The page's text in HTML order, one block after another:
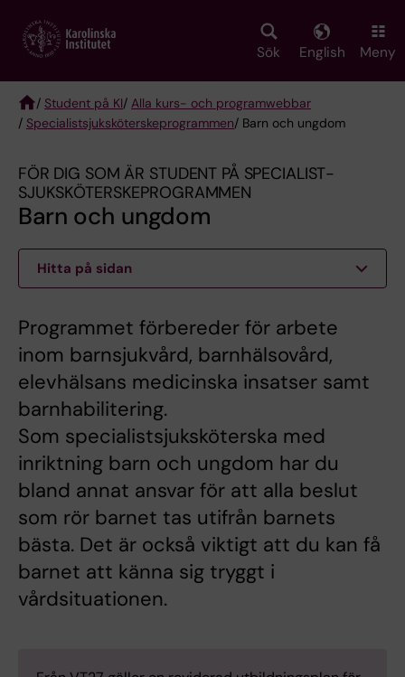
main
Sök English Meny
Breadcrumb
/ Student på KI/ Alla kurs- och programwebbar
/ Specialist­sjuksköterske­programmen/ Barn och ungdom
FÖR DIG SOM ÄR STUDENT PÅ SPECIALIST­
SJUKSKÖTERSKE­PROGRAMMEN
Barn och ungdom
Hitta på sidan
Programmet förbereder för arbete
inom barnsjukvård, barnhälsovård,
elevhälsans medicinska insatser samt
barnhabilitering.
Som specialistsjuksköterska med
inriktning barn och ungdom har du
bland annat ansvar för att alla beslut
som rör barnet tas utifrån barnets
bästa. Det är också viktigt att du kan få
barnet att känna sig tryggt i
vårdsituationen.